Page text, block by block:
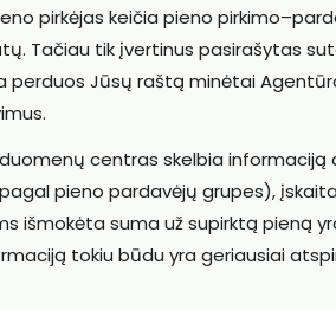
pirkėjas keičia pieno
Tačiau tik įvertinus pasirašytas
Jūsų raštą minėtai
centras skelbia informaciją
pieno pardavėjų grupes),
išmokėta suma už supirktą pieną
tokiu būdu yra geriausiai